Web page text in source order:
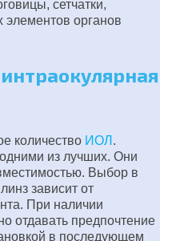
сетчатки,
элементов органов
количество ИОЛ .
из лучших. Они
Выбор в
зависит от
При наличии
отдавать предпочтение
в последующем